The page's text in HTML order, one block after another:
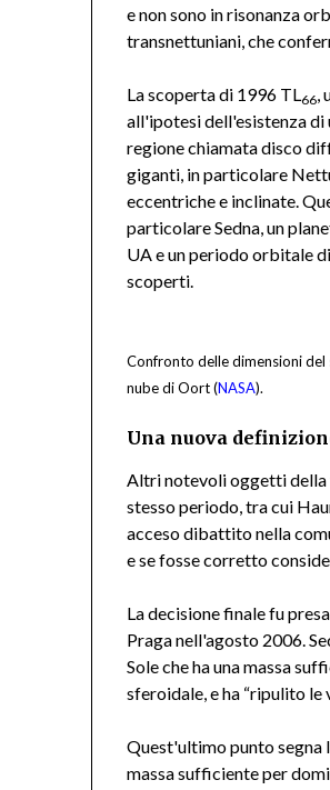
e non sono in risonanza
transnettuniani, che
La scoperta di 1996 TL66,
all'ipotesi dell'esistenza di
regione chiamata disco
giganti, in particolare
eccentriche e inclinate.
particolare Sedna, un
UA e un periodo orbitale
scoperti.
Confronto delle dimensioni del
nube di Oort (NASA).
Una nuova
Altri notevoli oggetti della
stesso periodo, tra cui
acceso dibattito nella
e se fosse corretto
La decisione finale fu
Praga nell'agosto 2006.
Sole che ha una massa
sferoidale, e ha “ripulito le
Quest'ultimo punto segna
massa sufficiente per